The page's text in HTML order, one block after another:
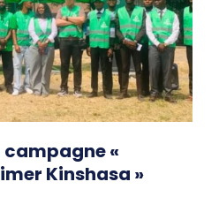
«
Kinshasa »